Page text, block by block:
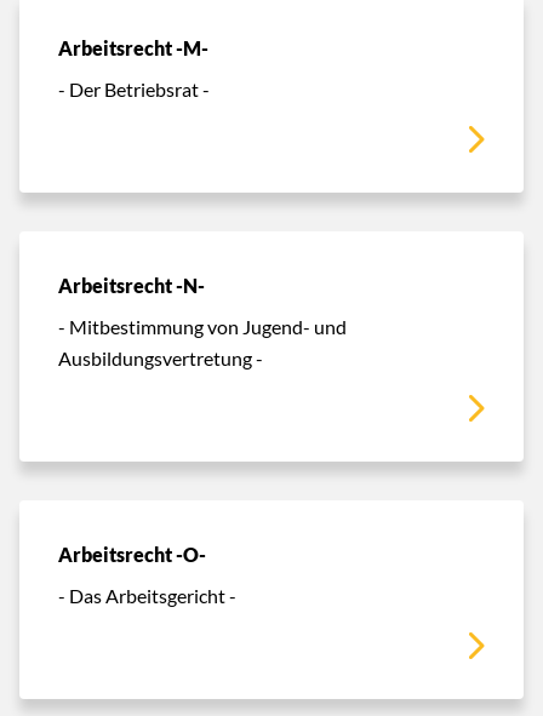
Arbeitsrecht -M-
- Der Betriebsrat -
Arbeitsrecht -N-
- Mitbestimmung von Jugend- und
Ausbildungsvertretung -
Arbeitsrecht -O-
- Das Arbeitsgericht -